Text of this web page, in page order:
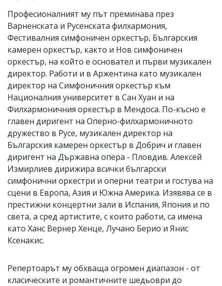
Професионалният му път преминава през
Варненската и Русенската филхармония,
Фестивалния симфоничен оркестър, Българския
камерен оркестър, както и Нов симфоничен
оркестър, на който е основател и първи музикален
директор. Работи и в Аржентина като музикален
директор на Симфоничния оркестър към
Националния университет в Сан Хуан и на
Филхармоничния оркестър в Мендоса. По-късно е
главен диригент на Оперно-филхармоничното
дружество в Русе, музикален директор на
Българския камерен оркестър в Добрич и главен
диригент на Държавна опера - Пловдив. Алексей
Измирлиев дирижира всички български
симфонични оркестри и оперни театри и гостува на
сцени в Европа, Азия и Южна Америка. Изявява се в
престижни концертни зали в Испания, Япония и по
света, а сред артистите, с които работи, са имена
като Ханс Вернер Хенце, Лучано Берио и Янис
Ксенакис.
Репертоарът му обхваща огромен диапазон - от
класическите и романтичните шедьоври до